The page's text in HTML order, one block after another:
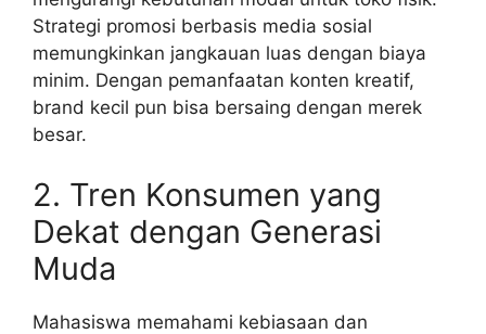
Strategi promosi berbasis media sosial
memungkinkan jangkauan luas dengan biaya
minim. Dengan pemanfaatan konten kreatif,
brand kecil pun bisa bersaing dengan merek
besar.
2. Tren Konsumen yang
Dekat dengan Generasi
Muda
Mahasiswa memahami kebiasaan dan